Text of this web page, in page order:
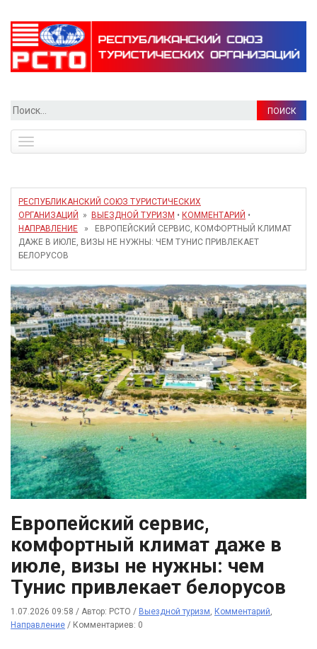
Найти:
navigation
РЕСПУБЛИКАНСКИЙ СОЮЗ ТУРИСТИЧЕСКИХ
ОРГАНИЗАЦИЙ
» ВЫЕЗДНОЙ ТУРИЗМ • КОММЕНТАРИЙ •
НАПРАВЛЕНИЕ » ЕВРОПЕЙСКИЙ СЕРВИС, КОМФОРТНЫЙ КЛИМАТ
ДАЖЕ В ИЮЛЕ, ВИЗЫ НЕ НУЖНЫ: ЧЕМ ТУНИС ПРИВЛЕКАЕТ
БЕЛОРУСОВ
Европейский сервис,
комфортный климат даже в
июле, визы не нужны: чем
Тунис привлекает белорусов
1.07.2026 09:58 / Автор: РСТО / Выездной туризм, Комментарий,
Направление / Комментариев: 0